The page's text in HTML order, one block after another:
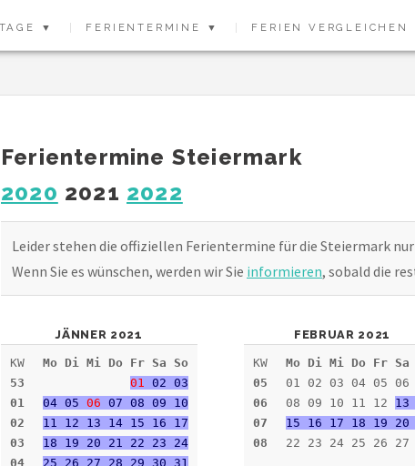
▼ FERIENTERMINE ▼ FERIEN VERGLEICHEN
Ferientermine Steiermark
2020 2021 2022
Leider stehen die offiziellen Ferientermine für die Steiermark
Wenn Sie es wünschen, werden wir Sie informieren, sobald die
JÄNNER 2021
KW
53
01
02
03
04
Mo Di Mi Do Fr Sa So
01 02 03
04 05 06 07 08 09 10
11 12 13 14 15 16 17
18 19 20 21 22 23 24
25 26 27 28 29 30 31
FEBRUAR 2021
KW
05
06
07
08
Mo Di Mi Do Fr Sa
01 02 03 04 05 06
08 09 10 11 12 13
15 16 17 18 19 20
22 23 24 25 26 27